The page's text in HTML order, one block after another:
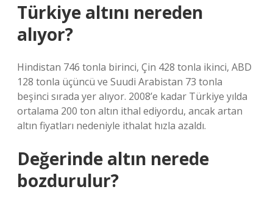
Türkiye altını nereden
alıyor?
Hindistan 746 tonla birinci, Çin 428 tonla ikinci, ABD
128 tonla üçüncü ve Suudi Arabistan 73 tonla
beşinci sırada yer alıyor. 2008’e kadar Türkiye yılda
ortalama 200 ton altın ithal ediyordu, ancak artan
altın fiyatları nedeniyle ithalat hızla azaldı.
Değerinde altın nerede
bozdurulur?